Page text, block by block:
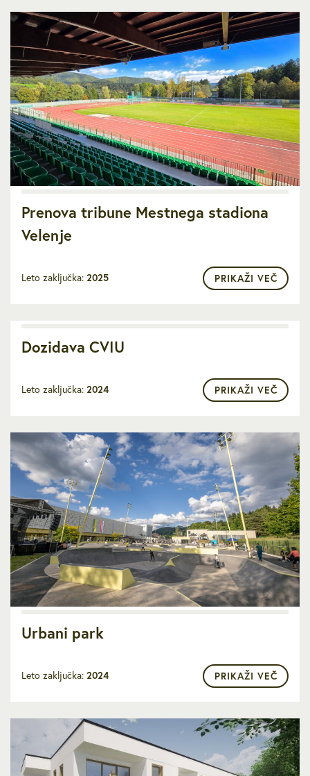
Prenova tribune Mestnega stadiona
Velenje
Leto zaključka: 2025 PRIKAŽI VEČ
Dozidava CVIU
Leto zaključka: 2024 PRIKAŽI VEČ
Urbani park
Leto zaključka: 2024 PRIKAŽI VEČ